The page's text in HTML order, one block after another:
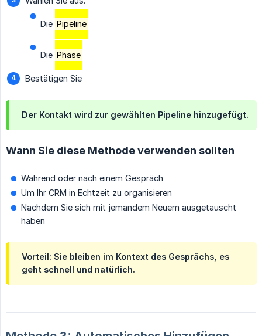
Die Pipeline
Die Phase
Bestätigen Sie
Der Kontakt wird zur gewählten Pipeline hinzugefügt.
Wann Sie diese Methode verwenden sollten
Während oder nach einem Gespräch
Um Ihr CRM in Echtzeit zu organisieren
Nachdem Sie sich mit jemandem Neuem ausgetauscht
haben
Vorteil: Sie bleiben im Kontext des Gesprächs, es
geht schnell und natürlich.